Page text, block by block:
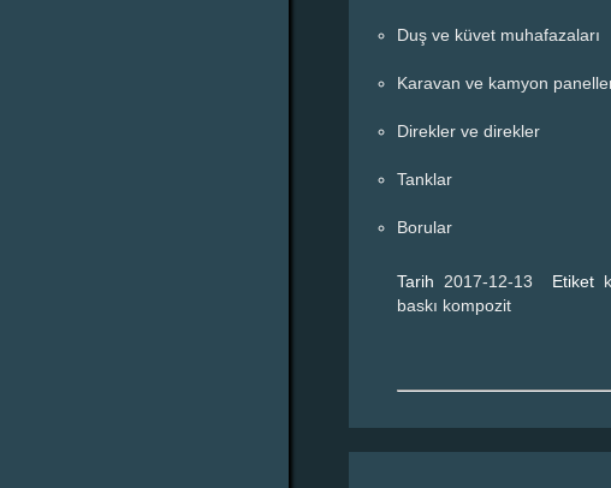
Duş ve küvet muhafazaları
Karavan ve kamyon
Direkler ve direkler
Tanklar
Borular
Tarih 2017-12-13 Etiket
baskı kompozit